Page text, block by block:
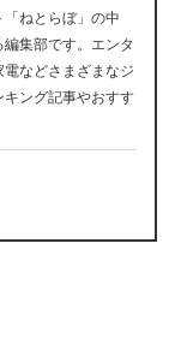
ねとらぼ」の中
集部です。エンタ
などさまざまなジ
キング記事やおすす